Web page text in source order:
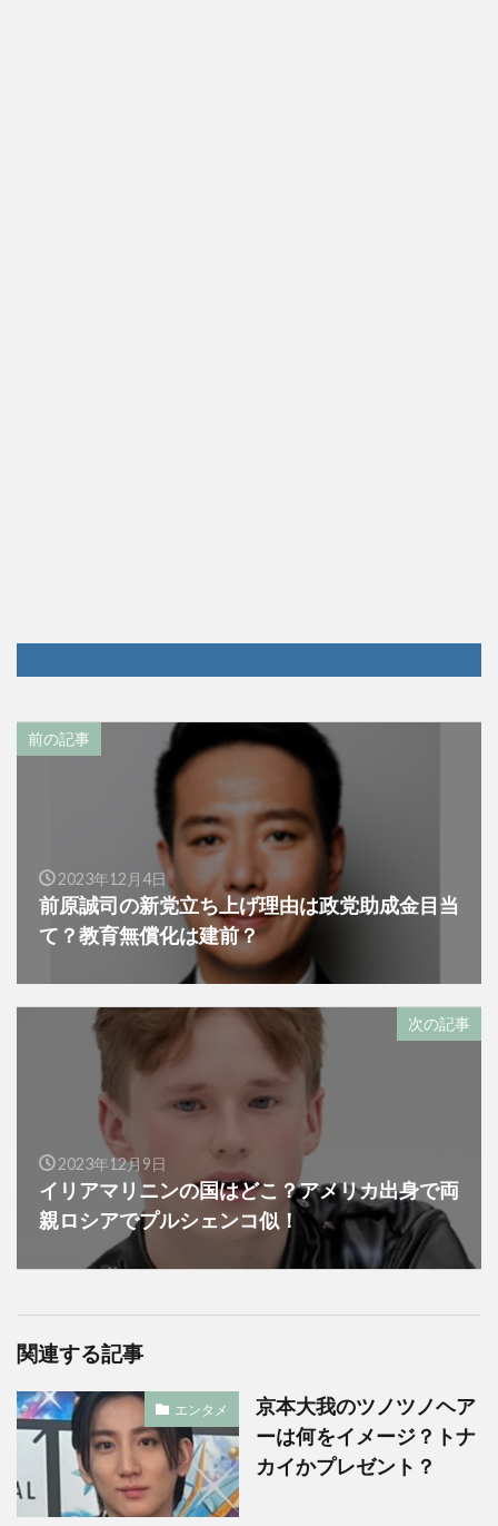
前の記事
2023年12月4日
前原誠司の新党立ち上げ理由は政党助成金目当
て？教育無償化は建前？
次の記事
2023年12月9日
イリアマリニンの国はどこ？アメリカ出身で両
親ロシアでプルシェンコ似！
関連する記事
エンタメ
京本大我のツノツノヘア
ーは何をイメージ？トナ
カイかプレゼント？